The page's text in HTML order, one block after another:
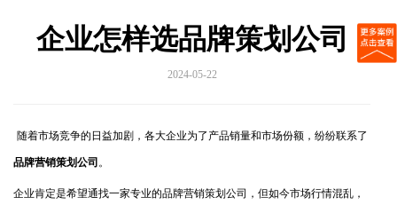
企业怎样选品牌策划公司
2024-05-22
随着市场竞争的日益加剧，各大企业为了产品销量和市场份额，纷纷联系了
品牌营销策划公司 。
企业肯定是希望通找一家专业的品牌营销策划公司，但如今市场行情混乱，